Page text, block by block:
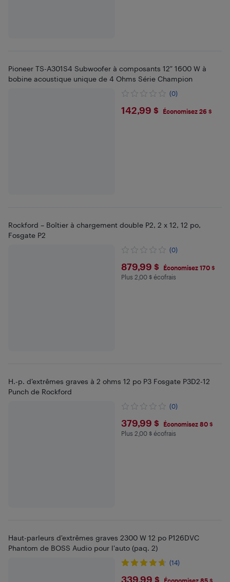
Pioneer TS-A301S4 Subwoofer à composants 12″ 1600 W à
bobine acoustique unique de 4 Ohms Série Champion
(0)
$142.99
142,99 $ Économisez 26 $
Rockford – Boîtier à chargement double P2, 2 x 12, 12 po,
Fosgate P2
(0)
$879.99
879,99 $ Économisez 170 $
Plus 2 $ en écofrais
Plus 2,00 $ écofrais
H.-p. d’extrêmes graves à 2 ohms 12 po P3 Fosgate P3D2-12
Punch de Rockford
(0)
$379.99
379,99 $ Économisez 80 $
Plus 2 $ en écofrais
Plus 2,00 $ écofrais
Haut-parleurs d'extrêmes graves 2300 W 12 po P126DVC
Phantom de BOSS Audio pour l'auto (paq. 2)
(14)
339,99 $ Économisez 85 $